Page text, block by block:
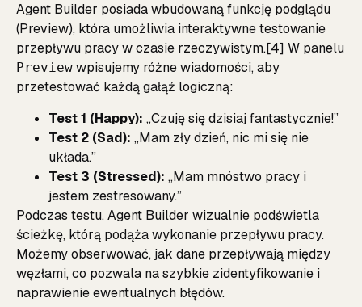
Agent Builder posiada wbudowaną funkcję podglądu
(Preview), która umożliwia interaktywne testowanie
przepływu pracy w czasie rzeczywistym.[4] W panelu
Preview wpisujemy różne wiadomości, aby
przetestować każdą gałąź logiczną:
Test 1 (Happy): „Czuję się dzisiaj fantastycznie!”
Test 2 (Sad): „Mam zły dzień, nic mi się nie
układa.”
Test 3 (Stressed): „Mam mnóstwo pracy i
jestem zestresowany.”
Podczas testu, Agent Builder wizualnie podświetla
ścieżkę, którą podąża wykonanie przepływu pracy.
Możemy obserwować, jak dane przepływają między
węzłami, co pozwala na szybkie zidentyfikowanie i
naprawienie ewentualnych błędów.